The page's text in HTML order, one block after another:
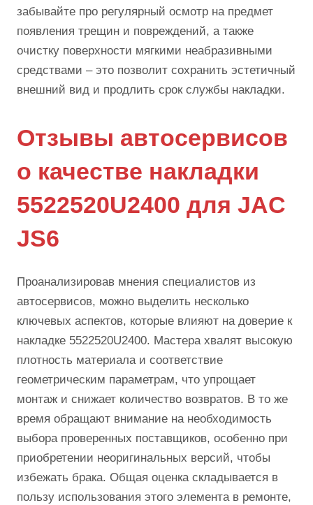
забывайте про регулярный осмотр на предмет
появления трещин и повреждений, а также
очистку поверхности мягкими неабразивными
средствами – это позволит сохранить эстетичный
внешний вид и продлить срок службы накладки.
Отзывы автосервисов
о качестве накладки
5522520U2400 для JAC
JS6
Проанализировав мнения специалистов из
автосервисов, можно выделить несколько
ключевых аспектов, которые влияют на доверие к
накладке 5522520U2400. Мастера хвалят высокую
плотность материала и соответствие
геометрическим параметрам, что упрощает
монтаж и снижает количество возвратов. В то же
время обращают внимание на необходимость
выбора проверенных поставщиков, особенно при
приобретении неоригинальных версий, чтобы
избежать брака. Общая оценка складывается в
пользу использования этого элемента в ремонте,